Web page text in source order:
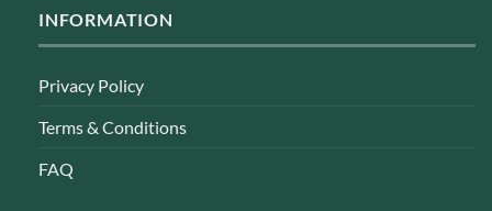
INFORMATION
Privacy Policy
Terms & Conditions
FAQ